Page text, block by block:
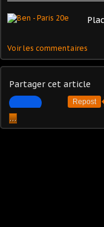
Voir les commentaires
Partager cet article
Repost
…